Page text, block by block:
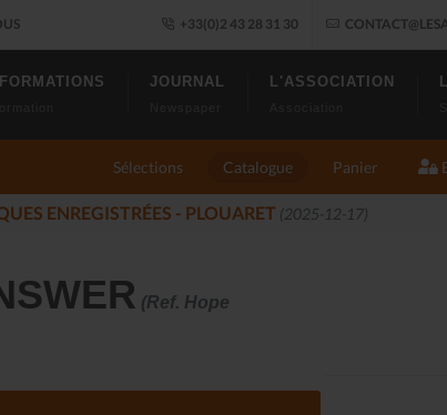
+33(0)2 43 28 31 30
JOURNAL L'ASSOCIATION
Sélections Catalogue Panier
(2025-11-14)
(Ref. Hope